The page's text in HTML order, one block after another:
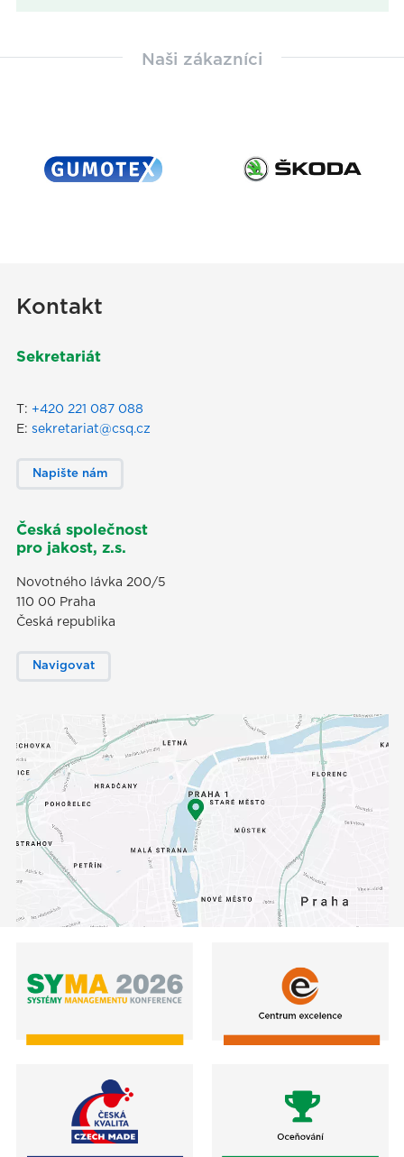
Naši zákazníci
Kontakt
Sekretariát
T: +420 221 087 088
E: sekretariat@csq.cz
Napište nám
Česká společnost
pro jakost, z.s.
Novotného lávka 200/5
110 00 Praha
Česká republika
Navigovat